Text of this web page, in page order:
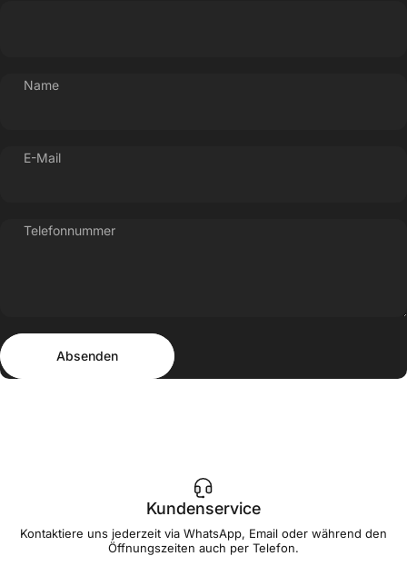
Name
E-Mail
Telefonnummer
Absenden
Absenden
Kundenservice
Kontaktiere uns jederzeit via WhatsApp, Email oder während den
Öffnungszeiten auch per Telefon.